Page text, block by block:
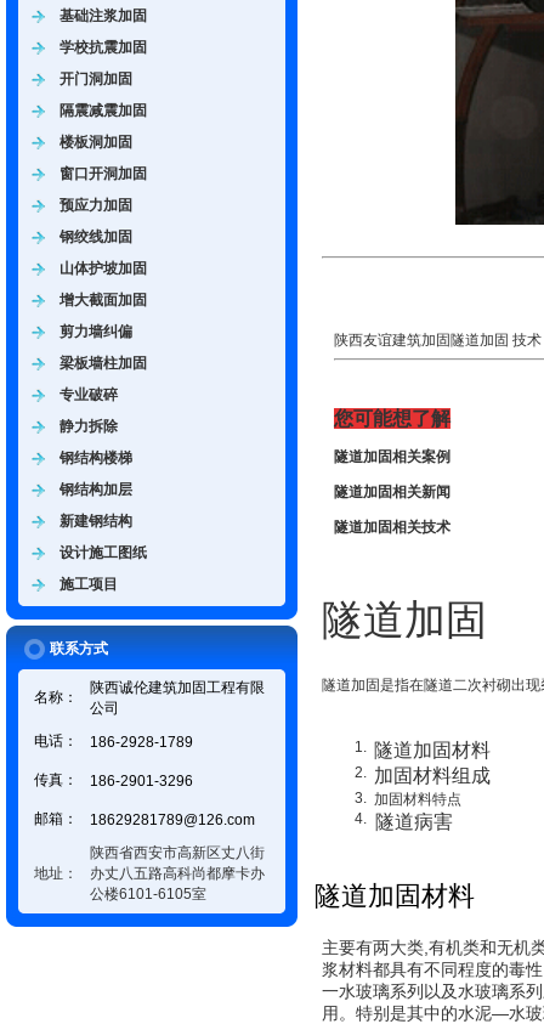
基础注浆加固
学校抗震加固
开门洞加固
隔震减震加固
楼板洞加固
窗口开洞加固
预应力加固
钢绞线加固
山体护坡加固
增大截面加固
剪力墙纠偏
梁板墙柱加固
专业破碎
静力拆除
钢结构楼梯
钢结构加层
新建钢结构
设计施工图纸
施工项目
联系方式
名称：
陕西诚伦建筑加固工程有限
公司
电话：
186-2928-1789
传真： 186-2901-3296
邮箱： 18629281789@126.com
地址：
陕西省西安市高新区丈八街
办丈八五路高科尚都摩卡办
公楼6101-6105室
陕西友谊建筑加固隧道加固 技术
您可能想了解
隧道加固相关案例
隧道加固相关新闻
隧道加固相关技术
隧道加固
隧道加固是指在隧道二次衬砌出
隧道加固材料
加固材料组成
加固材料特点
隧道病害
隧道加固材料
主要有两大类,有机类和无机
浆材料都具有不同程度的毒
一水玻璃系列以及水玻璃系
用。特别是其中的水泥—水